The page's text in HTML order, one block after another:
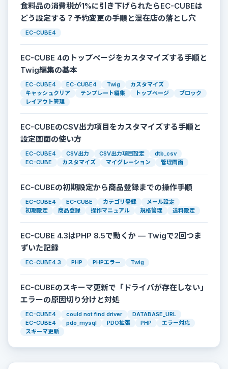
食料品の消費税が1%に引き下げられたらEC-CUBEは
どう設定する？予約変更の手順と混在店の落とし穴
EC-CUBE4
EC-CUBE 4のトップページをカスタマイズする手順と
Twig編集の基本
EC-CUBE4 EC-CUBE4 Twig
カスタマイズ
キャッシュクリア
テンプレート編集 トップページ
ブロック
レイアウト管理
EC-CUBEのCSV出力項目をカスタマイズする手順と
設定画面の使い方
EC-CUBE4 CSV出力 CSV出力項目設定
dtb_csv
EC-CUBE
カスタマイズ マイグレーション 管理画面
EC-CUBEの初期設定から商品登録までの操作手順
EC-CUBE4 EC-CUBE カテゴリ登録
メール設定
初期設定
商品登録 操作マニュアル 規格管理 送料設定
EC-CUBE 4.3はPHP 8.5で動くか — Twigで2回つま
ずいた記録
EC-CUBE4.3 PHP PHPエラー Twig
EC-CUBEのスキーマ更新で「ドライバが存在しない」
エラーの原因切り分けと対処
EC-CUBE4 could not find driver
DATABASE_URL
EC-CUBE4
pdo_mysql PDO拡張 PHP
エラー対応
スキーマ更新